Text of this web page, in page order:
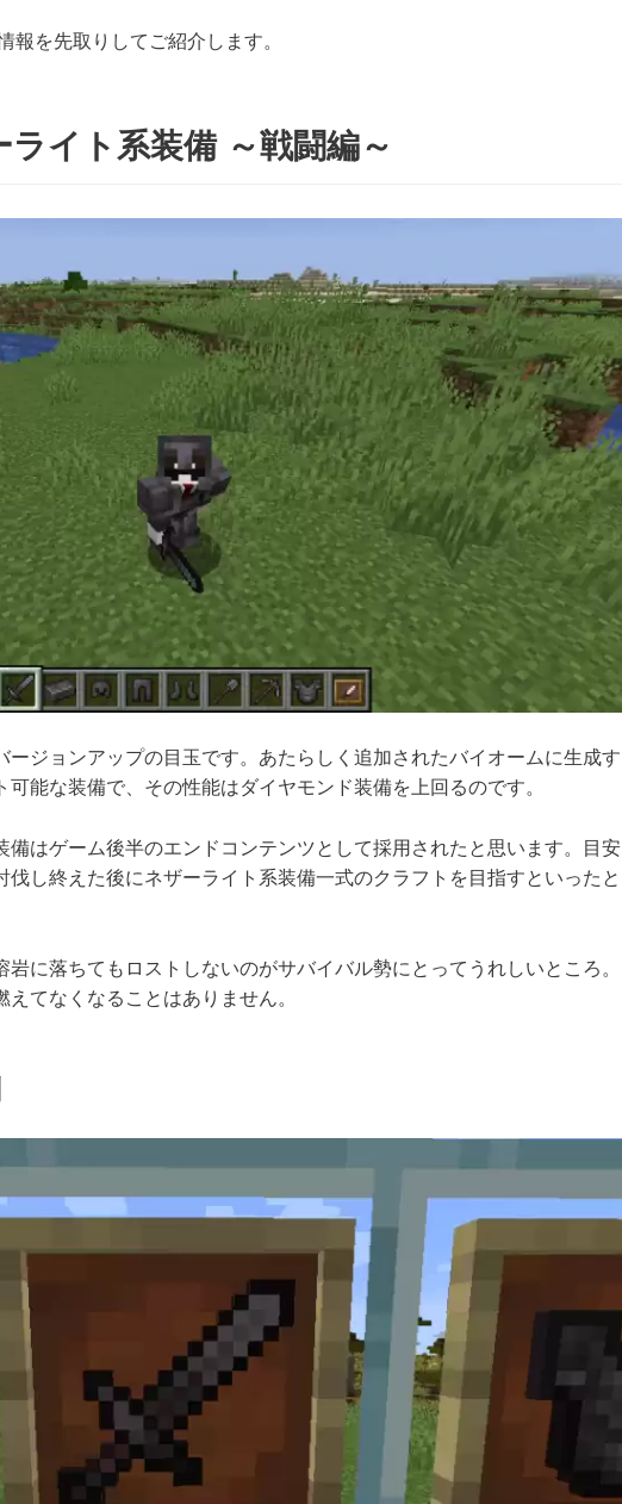
報を先取りしてご紹介します。
ライト系装備 ～戦闘編～
ージョンアップの目玉です。あたらしく追加されたバイオームに生成す
可能な装備で、その性能はダイヤモンド装備を上回るのです。
備はゲーム後半のエンドコンテンツとして採用されたと思います。目安
伐し終えた後にネザーライト系装備一式のクラフトを目指すといったと
岩に落ちてもロストしないのがサバイバル勢にとってうれしいところ。
てなくなることはありません。